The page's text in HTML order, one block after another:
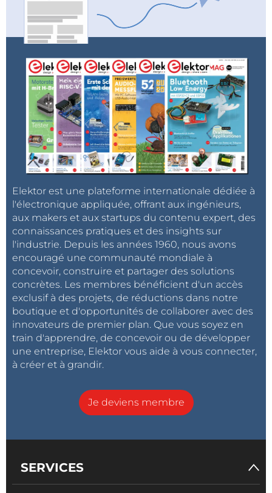
Elektor est une plateforme internationale dédiée à
l'électronique appliquée, offrant aux ingénieurs,
aux makers et aux startups du contenu expert, des
connaissances pratiques et des insights sur
l'industrie. Depuis les années 1960, nous avons
encouragé une communauté mondiale à
concevoir, construire et partager des solutions
concrètes. Les membres bénéficient d'un accès
exclusif à des projets, de réductions dans notre
boutique et d'opportunités de collaborer avec des
innovateurs de premier plan. Que vous soyez en
train d'apprendre, de concevoir ou de développer
une entreprise, Elektor vous aide à vous connecter,
à créer et à grandir.
Je deviens membre
SERVICES